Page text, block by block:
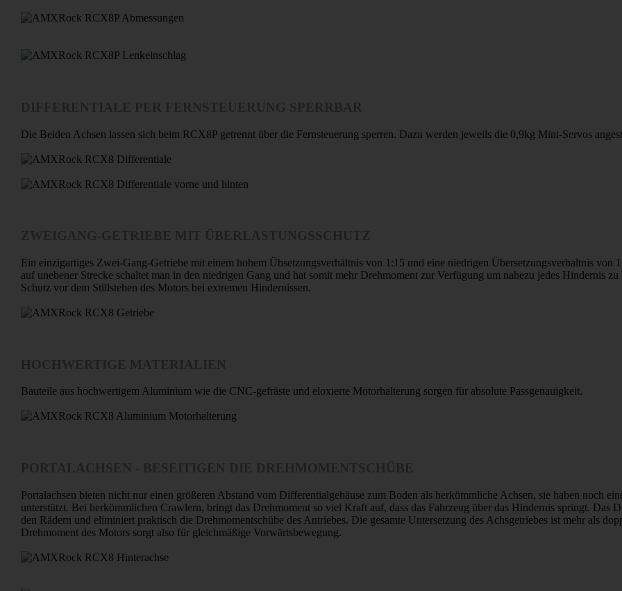
Die Beiden Achsen lassen sich beim RCX8P getrennt über die Fernsteuerung sperren. Dazu werden jeweils die 0,9kg Mini-Servos
Ein einzigartiges Zwei-Gang-Getriebe mit einem hohem Übsetzungsverhältnis von 1:15 und eine niedrigen Übersetzungsverhaltnis von
auf unebener Strecke schaltet man in den niedrigen Gang und hat somit mehr Drehmoment zur Verfügung um nahezu jedes Hindernis
Schutz vor dem Stillstehen des Motors bei extremen Hindernissen.
Bauteile aus hochwertigem Aluminium wie die CNC-gefräste und eloxierte Motorhalterung sorgen für absolute Passgenauigkeit.
Portalachsen bieten nicht nur einen größeren Abstand vom Differentialgehäuse zum Boden als herkömmliche Achsen, sie haben noch
unterstützt. Bei herkömmlichen Crawlern, bringt das Drehmoment so viel Kraft auf, dass das Fahrzeug über das Hindernis springt. Das
den Rädern und eliminiert praktisch die Drehmomentschübe des Antriebes. Die gesamte Untersetzung des Achsgetriebes ist mehr als
Drehmoment des Motors sorgt also für gleichmäßige Vorwärtsbewegung.